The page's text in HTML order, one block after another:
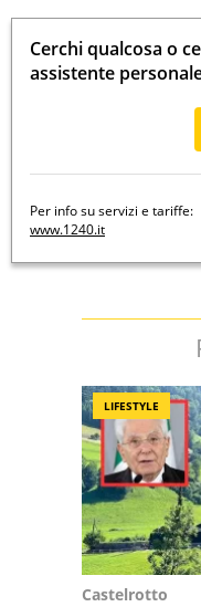
Cerchi qualcosa o
assistente
Per info su servizi e tariffe:
www.1240.it
LIFESTYLE
Castelrotto